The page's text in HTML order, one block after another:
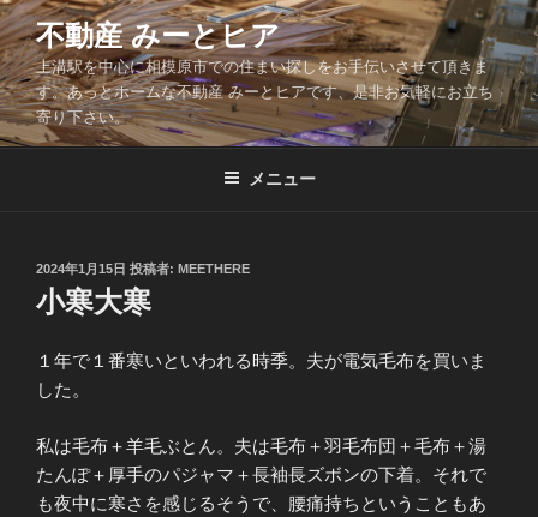
コ
ン
テ
ン
ツ
不動産 みーとヒア
上溝駅を中心に相模原市での住まい探しをお手伝いさせて頂きま
す。あっとホームな不動産 みーとヒアです、是非お気軽にお立ち
寄り下さい。
メニュー
投
日:
2024年1月15日 投稿者: MEETHERE
小寒大寒
１年で１番寒いといわれる時季。夫が電気毛布を買いま
した。
私は毛布＋羊毛ぶとん。夫は毛布＋羽毛布団＋毛布＋湯
たんぽ＋厚手のパジャマ＋長袖長ズボンの下着。それで
も夜中に寒さを感じるそうで、腰痛持ちということもあ